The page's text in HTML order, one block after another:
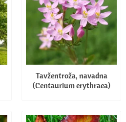
Tavžentroža, navadna
(Centaurium erythraea)